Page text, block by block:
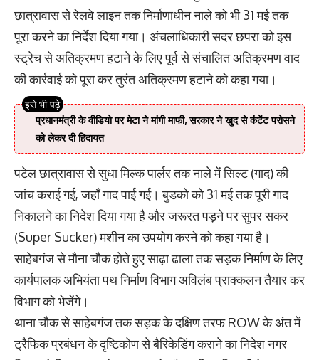
छात्रावास से रेलवे लाइन तक निर्माणाधीन नाले को भी 31 मई तक
पूरा करने का निर्देश दिया गया। अंचलाधिकारी सदर छपरा को इस
स्ट्रेच से अतिक्रमण हटाने के लिए पूर्व से संचालित अतिक्रमण वाद
की कार्रवाई को पूरा कर तुरंत अतिक्रमण हटाने को कहा गया।
प्रधानमंत्री के वीडियो पर मेटा ने मांगी माफी, सरकार ने खुद से कंटेंट परोसने
को लेकर दी हिदायत
पटेल छात्रावास से सुधा मिल्क पार्लर तक नाले में सिल्ट (गाद) की
जांच कराई गई, जहाँ गाद पाई गई। बुडको को 31 मई तक पूरी गाद
निकालने का निदेश दिया गया है और जरूरत पड़ने पर सुपर सकर
(Super Sucker) मशीन का उपयोग करने को कहा गया है।
साहेबगंज से मौना चौक होते हुए साढ़ा ढाला तक सड़क निर्माण के लिए
कार्यपालक अभियंता पथ निर्माण विभाग अविलंब प्राक्कलन तैयार कर
विभाग को भेजेंगे।
थाना चौक से साहेबगंज तक सड़क के दक्षिण तरफ ROW के अंत में
ट्रैफिक प्रबंधन के दृष्टिकोण से बैरिकेडिंग कराने का निदेश नगर